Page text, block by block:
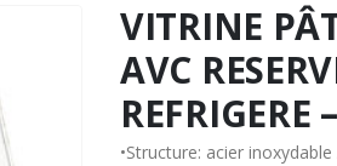
VITRINE
AVC
REFRIGERE
•Structure: acier